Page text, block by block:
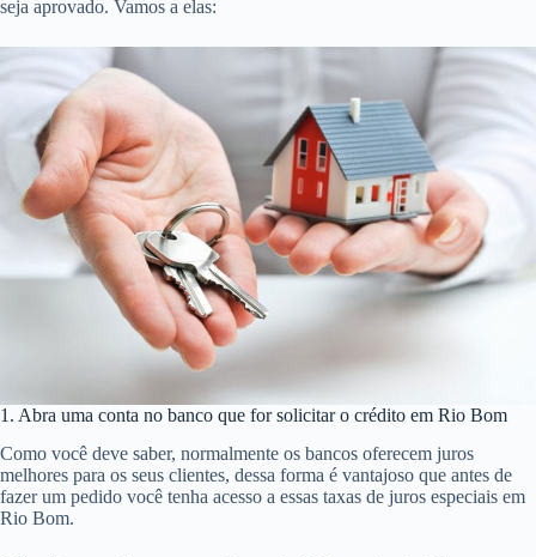
seja aprovado. Vamos a elas:
1. Abra uma conta no banco que for solicitar o crédito em Rio Bom
Como você deve saber, normalmente os bancos oferecem juros
melhores para os seus clientes, dessa forma é vantajoso que antes de
fazer um pedido você tenha acesso a essas taxas de juros especiais em
Rio Bom.